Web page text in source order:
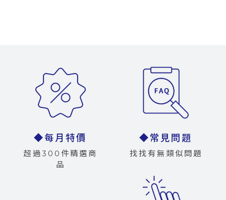
◆每月特價
超過300件精選商
品
◆常見問題
找找有無類似問題